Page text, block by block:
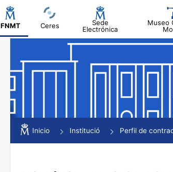
FNMT Ceres
Sede
Electrónica
Museo
Mostra/Amaga
Mostra/Amaga
Inicio Institució Perfil de